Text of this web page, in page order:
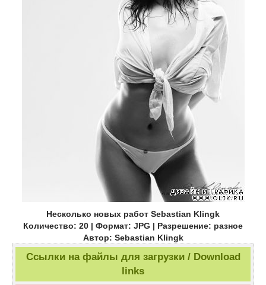
Несколько новых работ Sebastian Klingk
Количество: 20 | Формат: JPG | Разрешение: разное
Автор: Sebastian Klingk
Ссылки на файлы для загрузки / Download
links